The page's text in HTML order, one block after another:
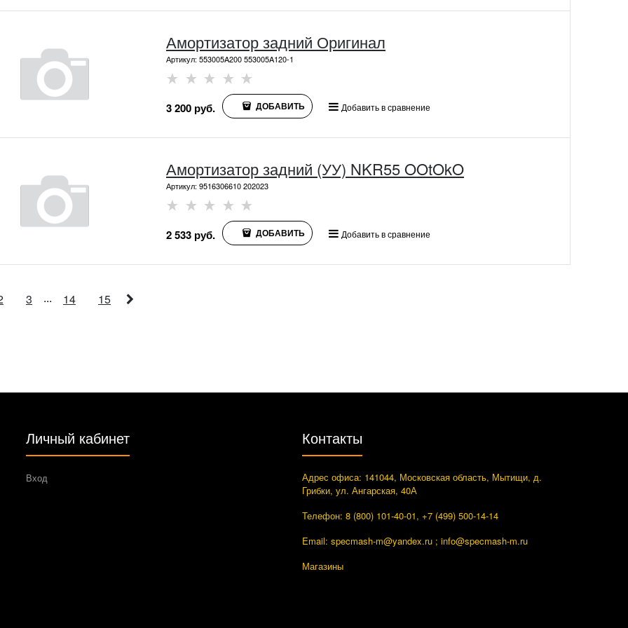
Амортизатор задний Оригинал
Артикул: 553005A200 553005A120-1
3 200 руб. ДОБАВИТЬ Добавить в сравнение
Амортизатор задний (УУ) NKR55 OOtOkO
Артикул: 9516306610 202023
2 533 руб. ДОБАВИТЬ Добавить в сравнение
3 ... 14 15
Личный кабинет
Вход
Контакты
Адрес офиса: 141044, Московская область, Мытищи, д.
Грибки, ул. Ангарская, 40А
Телефон: 8 (800) 101-40-01, +7 (499) 500-14-14
Email: specmash-m@yandex.ru ; info@specmash-m.ru
Магазины